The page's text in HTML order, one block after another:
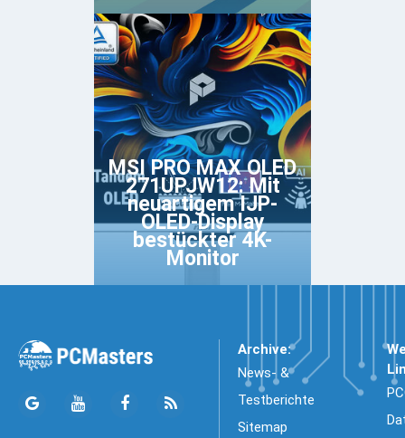
MSI PRO MAX OLED
271UPJW12: Mit
neuartigem IJP-
OLED-Display
bestückter 4K-
Monitor
Archive:
News- &
Testberichte
Sitemap